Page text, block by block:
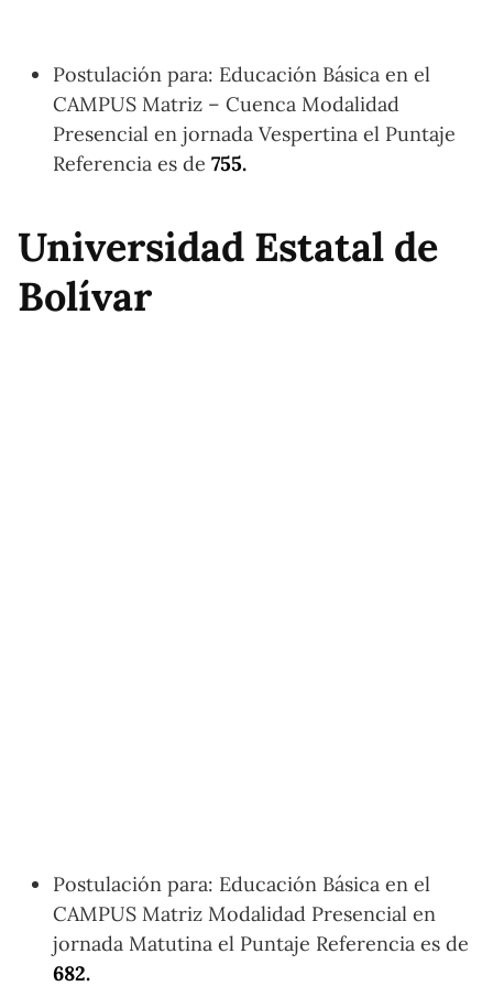
Postulación para: Educación Básica en el
CAMPUS Matriz – Cuenca Modalidad
Presencial en jornada Vespertina el Puntaje
Referencia es de 755.
Universidad Estatal de
Bolívar
Postulación para: Educación Básica en el
CAMPUS Matriz Modalidad Presencial en
jornada Matutina el Puntaje Referencia es de
682.